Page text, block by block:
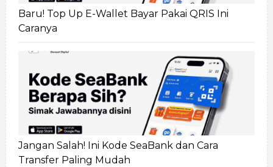
Baru! Top Up E-Wallet Bayar Pakai QRIS Ini
Caranya
Jangan Salah! Ini Kode SeaBank dan Cara
Transfer Paling Mudah